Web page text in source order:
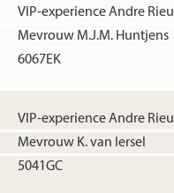
VIP-experience Andre Rieu
Mevrouw M.J.M. Huntjens
6067EK
VIP-experience Andre Rieu
Mevrouw K. van Iersel
5041GC